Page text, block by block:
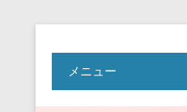
大人のための
メニュー